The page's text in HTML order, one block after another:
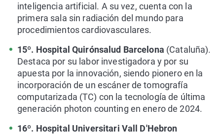
inteligencia artificial. A su vez, cuenta con la
primera sala sin radiación del mundo para
procedimientos cardiovasculares.
15º. Hospital Quirónsalud Barcelona (Cataluña).
Destaca por su labor investigadora y por su
apuesta por la innovación, siendo pionero en la
incorporación de un escáner de tomografía
computarizada (TC) con la tecnología de última
generación photon counting en enero de 2024.
16º. Hospital Universitari Vall D'Hebron